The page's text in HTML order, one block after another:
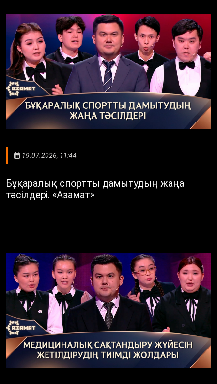
19.07.2026, 11:44
Бұқаралық спортты дамытудың жаңа
тәсілдері. «Азамат»